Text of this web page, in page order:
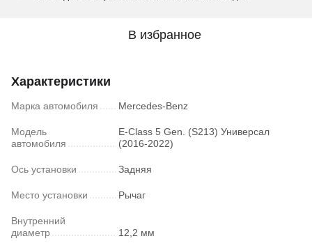
В избранное
Характеристики
Марка автомобиля Mercedes-Benz
Модель
автомобиля
E-Class 5 Gen. (S213) Универсал
(2016-2022)
Ось установки Задняя
Место установки Рычаг
Внутренний
диаметр
12,2 мм